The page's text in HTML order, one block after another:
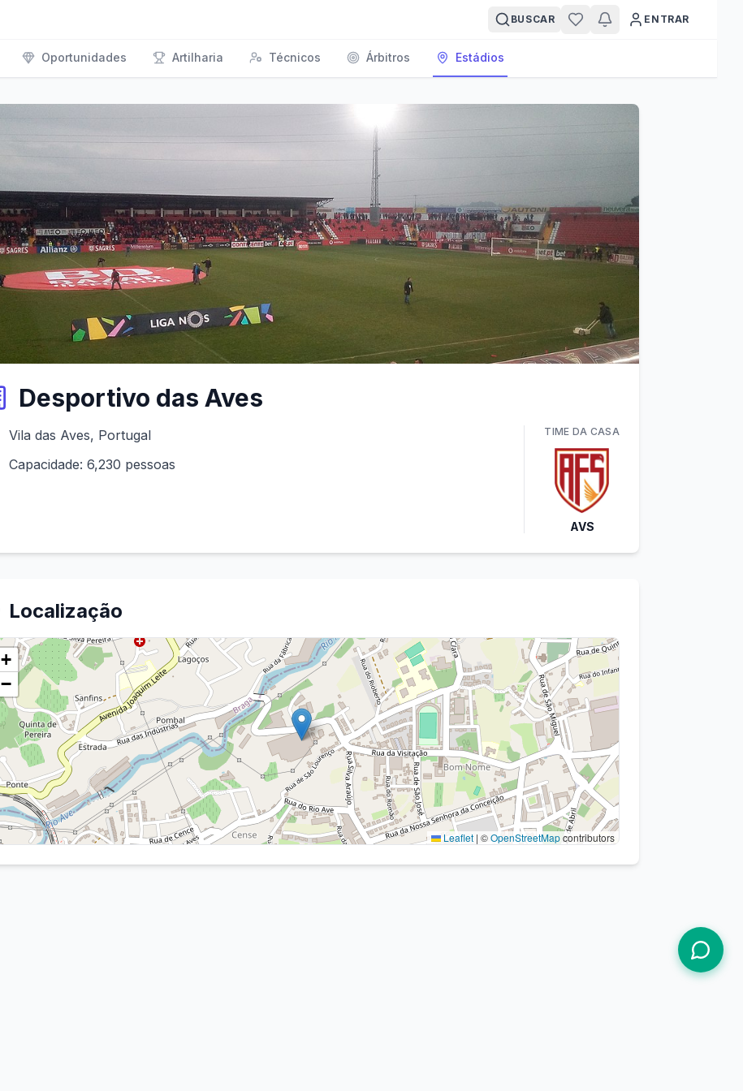
BUSCAR ENTRAR
Oportunidades Artilharia Técnicos Árbitros Estádios
Desportivo das Aves
Vila das Aves, Portugal
Capacidade: 6,230 pessoas
TIME DA CASA
AVS
Localização
+
−
Leaflet | ©OpenStreetMapcontributors